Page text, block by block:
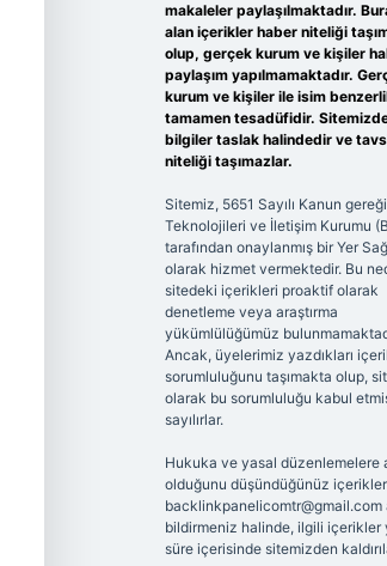
makaleler paylaşılmaktadır.
alan içerikler haber niteliği
olup, gerçek kurum ve kişiler
paylaşım yapılmamaktadır.
kurum ve kişiler ile isim
tamamen tesadüfidir.
bilgiler taslak halindedir ve
niteliği taşımazlar.
Sitemiz, 5651 Sayılı Kanun
Teknolojileri ve İletişim Kurumu
tarafından onaylanmış bir Yer
olarak hizmet vermektedir. Bu
sitedeki içerikleri proaktif olarak
denetleme veya araştırma
yükümlülüğümüz
Ancak, üyelerimiz yazdıkları
sorumluluğunu taşımakta olup,
olarak bu sorumluluğu kabul
sayılırlar.
Hukuka ve yasal düzenlemelere
olduğunu düşündüğünüz
backlinkpanelicomtr@gmail.com
bildirmeniz halinde, ilgili içerikler
süre içerisinde sitemizden